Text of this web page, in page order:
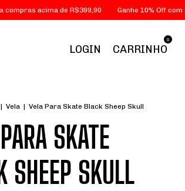
acima de R$399,90 Ganhe 10% Off com o cupom
LOGIN CARRINHO
0
| Vela | Vela Para Skate Black Sheep Skull
SKATE
SHEEP SKULL